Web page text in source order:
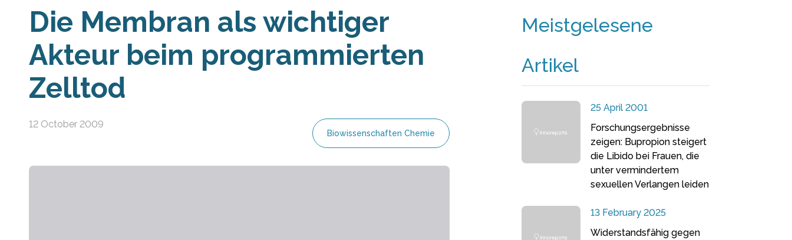
Die Membran als wichtiger
Akteur beim programmierten
Zelltod
12 October 2009
Biowissenschaften Chemie
Meistgelesene
Artikel
25 April 2001
Forschungsergebnisse
zeigen: Bupropion steigert
die Libido bei Frauen, die
unter vermindertem
sexuellen Verlangen leiden
13 February 2025
Widerstandsfähig gegen